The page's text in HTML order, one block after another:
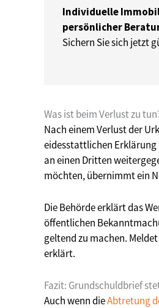
Individuelle
persönlicher
Sichern Sie sich jetzt
Was ist beim Verlust zu
Nach einem Verlust der
eidesstattlichen Erklärung
an einen Dritten
möchten, übernimmt ein
Die Behörde erklärt das
öffentlichen
geltend zu machen.
erklärt.
Fazit: Grundschuldbrief
Auch wenn dieAbtretung